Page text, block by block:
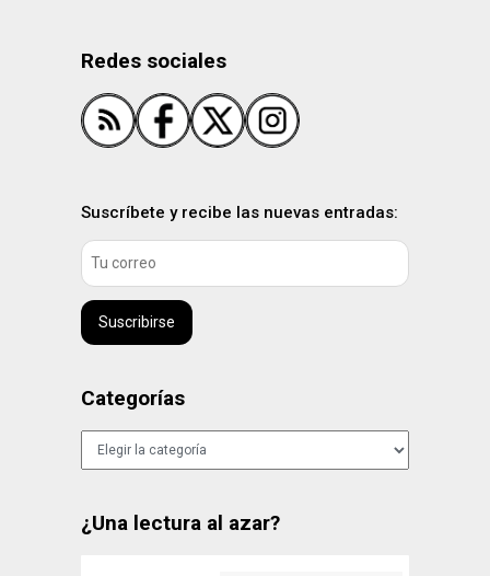
Redes sociales
Suscríbete y recibe las nuevas entradas:
Suscribirse
Categorías
Categorías
¿Una lectura al azar?